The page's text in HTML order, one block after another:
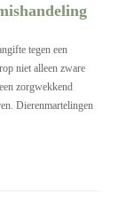
tegen een
niet alleen zware
zorgwekkend
Dierenmartelingen